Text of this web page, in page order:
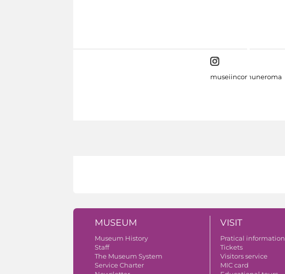
museiincomuneroma
MUSEUM
Museum History
Staff
The Museum System
Service Charter
VISIT
Pratical information
Tickets
Visitors service
MIC card